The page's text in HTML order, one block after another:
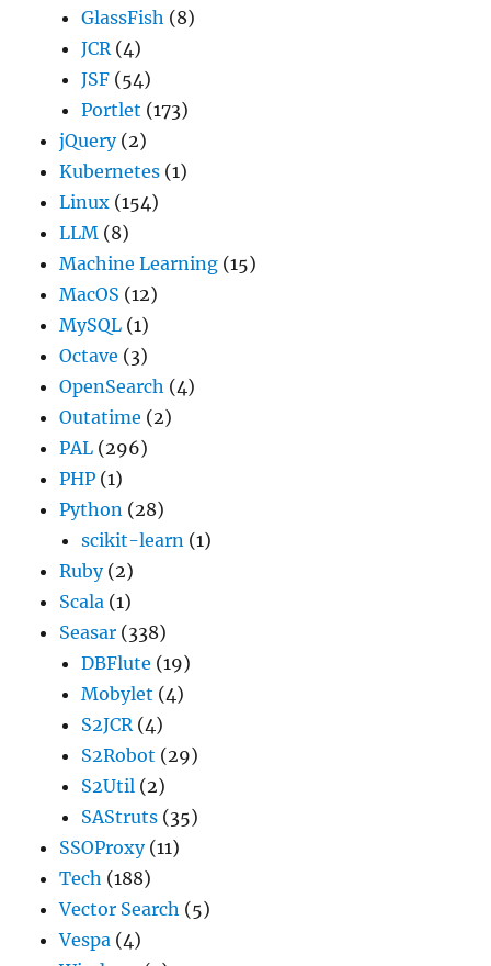
GlassFish (8)
JCR(4)
JSF (54)
Portlet (173)
jQuery(2)
Kubernetes (1)
Linux (154)
LLM (8)
Machine Learning (15)
MacOS (12)
MySQL (1)
Octave (3)
OpenSearch (4)
Outatime (2)
PAL (296)
PHP (1)
Python (28)
scikit-learn (1)
Ruby(2)
Scala (1)
Seasar (338)
DBFlute (19)
Mobylet (4)
S2JCR(4)
S2Robot (29)
S2Util (2)
SAStruts (35)
SSOProxy(11)
Tech (188)
Vector Search (5)
Vespa (4)